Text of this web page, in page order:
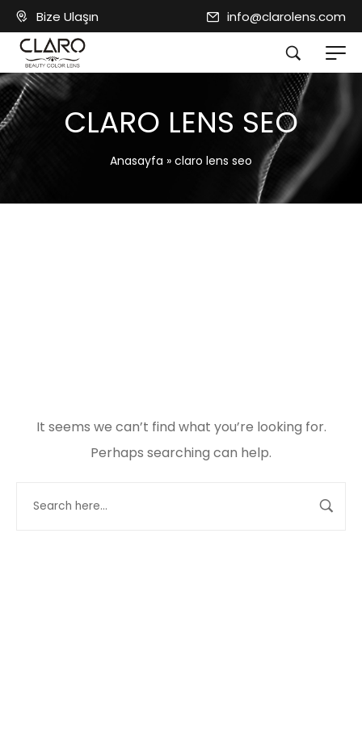
Bize Ulaşın info@clarolens.com
CLARO LENS SEO
Anasayfa » claro lens seo
It seems we can’t find what you’re looking for.
Perhaps searching can help.